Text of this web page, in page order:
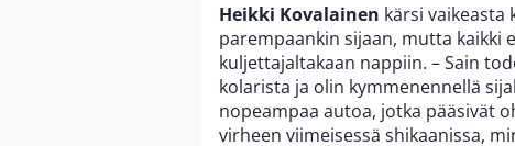
Heikki Kovalainen kärsi
parempaankin sijaan, mutta kaikki
kuljettajaltakaan nappiin. – Sain
kolarista ja olin kymmenennellä
nopeampaa autoa, jotka pääsivät
virheen viimeisessä shikaanissa,